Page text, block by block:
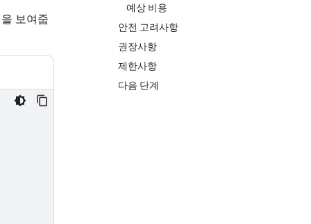
예상 비용
안전 고려사항
권장사항
제한사항
다음 단계
보여줍